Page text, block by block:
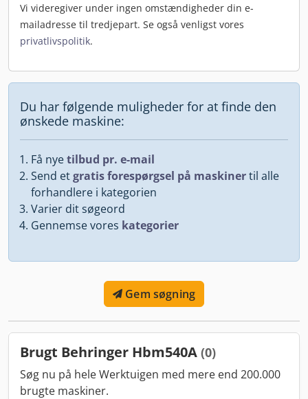
Vi videregiver under ingen omstændigheder din e-
mailadresse til tredjepart. Se også venligst vores
privatlivspolitik.
Du har følgende muligheder for at finde den
ønskede maskine:
Få nyetilbud pr. e-mail
Send etgratis forespørgsel på maskinertil alle
forhandlere i kategorien
Varier dit søgeord
Gennemse vores kategorier
Gem søgning
Brugt Behringer Hbm540A (0)
Søg nu på hele Werktuigen med mere end 200.000
brugte maskiner.